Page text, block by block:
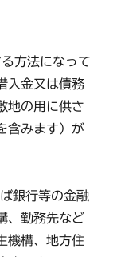
方法になって
入金又は債務
地の用に供さ
含みます）が
銀行等の金融
、勤務先など
機構、地方住